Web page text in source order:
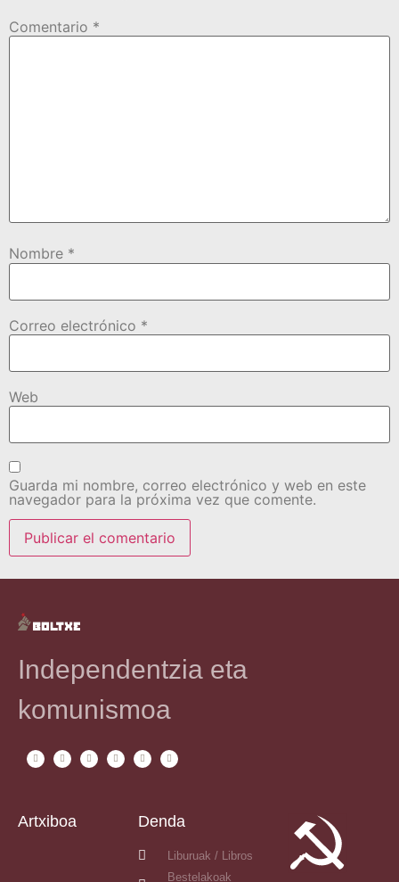
Comentario *
Nombre *
Correo electrónico *
Web
Guarda mi nombre, correo electrónico y web en este
navegador para la próxima vez que comente.
Independentzia eta
komunismoa
Artxiboa Denda
Liburuak / Libros
Bestelakoak